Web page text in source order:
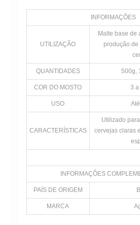
INFORMAÇÕES
UTILIZAÇÃO
Malte base de
produção de
QUANTIDADES 500g,
COR DO MOSTO 3 a
USO
CARACTERÍSTICAS
Utilizado
cervejas claras
INFORMAÇÕES
PAÍS DE ORIGEM
MARCA